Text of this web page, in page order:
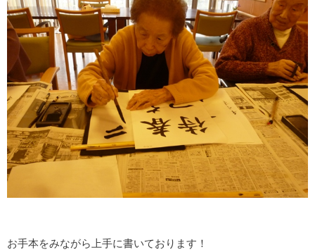
お手本をみながら上手に書いております！